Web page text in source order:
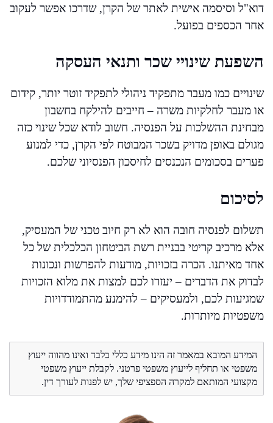
דוא"ל וסיסמה אישית לאתר של הקרן, שדרכו אפשר לעקוב
אחר הכספים בפועל.
השפעת שינויי שכר ותנאי העסקה
שינויים כמו מעבר מתפקיד ניהולי לתפקיד זוטר יותר, קידום
או מעבר לחלקיות משרה – חייבים להילקח בחשבון
מבחינת ההשלכות על הפנסיה. חשוב לודא שכל שינוי כזה
מגולם באופן מדויק בשכר המבוטח לפי הקרן, כדי למנוע
פערים בסכומים הנכנסים לחיסכון הפנסיוני שלכם.
לסיכום
תשלום לפנסיה חובה הוא לא רק חיוב טכני של המעסיק,
אלא מרכיב קריטי בבניית רשת הביטחון הכלכלית של כל
אחד מאיתנו. הכרה בזכויות, מודעות להפרשות ונכונות
לבדוק את הדברים – יעזרו לכם למצות את מלוא הזכויות
שמגיעות לכם, ולמעסיקים – להימנע מהתמודדויות
משפטיות מיותרות.
המידע המובא במאמר זה הינו מידע כללי בלבד ואינו מהווה ייעוץ
משפטי או תחליף לייעוץ משפטי פרטני. לקבלת ייעוץ משפטי
מקצועי המותאם למקרה הספציפי שלך, יש לפנות לעורך דין.